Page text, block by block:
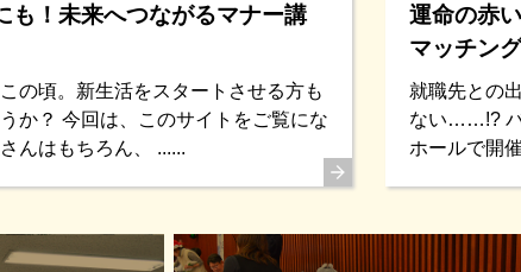
も！未来へつながるマナー講
の頃。新生活をスタートさせる方も
か？ 今回は、このサイトをご覧にな
んはもちろん、 ......
運命の赤
マッチン
就職先との
ない……!? バ
ホールで開